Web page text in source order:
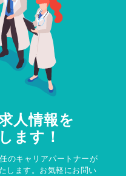
人情報を
ます！
のキャリアパートナーが
します。お気軽にお問い